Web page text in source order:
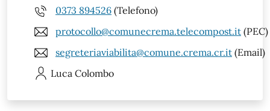
0373 894526 (Telefono)
protocollo@comunecrema.telecompost.it (PEC)
segreteriaviabilita@comune.crema.cr.it (Email)
Luca Colombo